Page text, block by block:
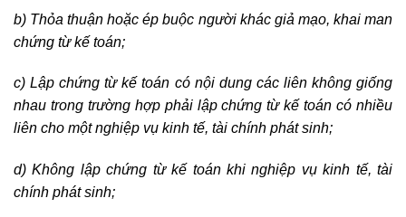
b) Thỏa thuận hoặc ép buộc người khác giả mạo, khai man
chứng từ kế toán;
c) Lập chứng từ kế toán có nội dung các liên không giống
nhau trong trường hợp phải lập chứng từ kế toán có nhiều
liên cho một nghiệp vụ kinh tế, tài chính phát sinh;
d) Không lập chứng từ kế toán khi nghiệp vụ kinh tế, tài
chính phát sinh;